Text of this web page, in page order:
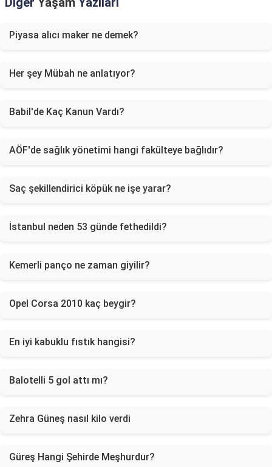
Piyasa alıcı maker ne demek?
Her şey Mübah ne anlatıyor?
Babil'de Kaç Kanun Vardı?
AÖF'de sağlık yönetimi hangi fakülteye bağlıdır?
Saç şekillendirici köpük ne işe yarar?
İstanbul neden 53 günde fethedildi?
Kemerli panço ne zaman giyilir?
Opel Corsa 2010 kaç beygir?
En iyi kabuklu fıstık hangisi?
Balotelli 5 gol attı mı?
Zehra Güneş nasıl kilo verdi
Güreş Hangi Şehirde Meşhurdur?